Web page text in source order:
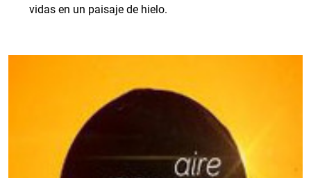
vidas en un paisaje de hielo.